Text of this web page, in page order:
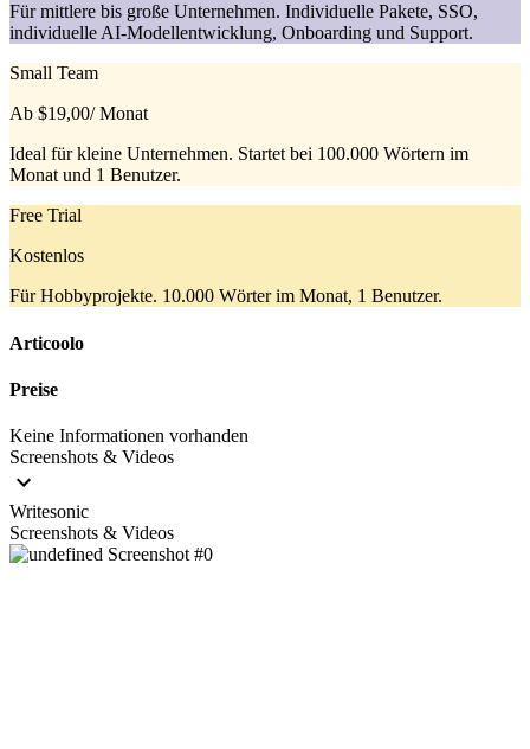
Für mittlere bis große Unternehmen. Individuelle Pakete, SSO,
individuelle AI-Modellentwicklung, Onboarding und Support.
Small Team
Ab $19,00/ Monat
Ideal für kleine Unternehmen. Startet bei 100.000 Wörtern im
Monat und 1 Benutzer.
Free Trial
Kostenlos
Für Hobbyprojekte. 10.000 Wörter im Monat, 1 Benutzer.
Articoolo
Preise
Keine Informationen vorhanden
Screenshots & Videos
Writesonic
Screenshots & Videos